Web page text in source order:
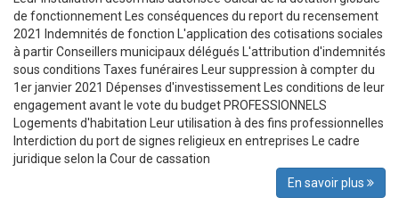
de fonctionnement Les conséquences du report du recensement
2021 Indemnités de fonction L'application des cotisations sociales
à partir Conseillers municipaux délégués L'attribution d'indemnités
sous conditions Taxes funéraires Leur suppression à compter du
1er janvier 2021 Dépenses d'investissement Les conditions de leur
engagement avant le vote du budget PROFESSIONNELS
Logements d'habitation Leur utilisation à des fins professionnelles
Interdiction du port de signes religieux en entreprises Le cadre
juridique selon la Cour de cassation
En savoir plus